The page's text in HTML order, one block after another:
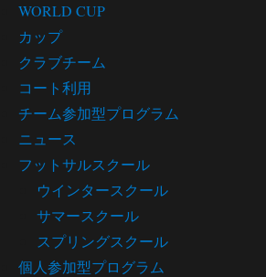
WORLD CUP
カップ
クラブチーム
コート利用
チーム参加型プログラム
ニュース
フットサルスクール
ウインタースクール
サマースクール
スプリングスクール
個人参加型プログラム